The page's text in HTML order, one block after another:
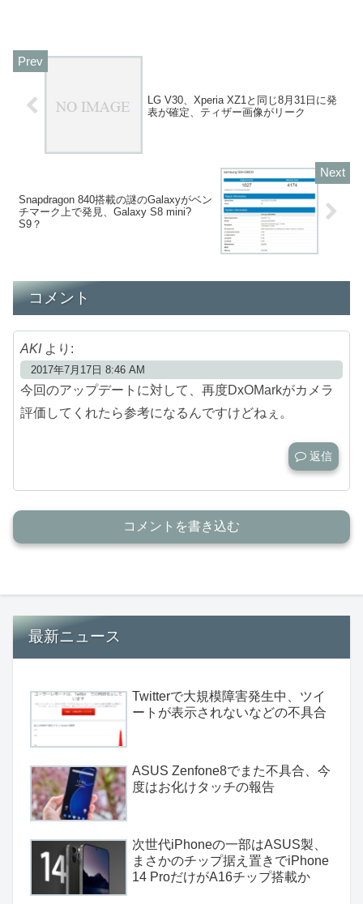
LG V30、Xperia XZ1と同じ8月31日に発
表が確定、ティザー画像がリーク
Snapdragon 840搭載の謎のGalaxyがベン
チマーク上で発見、Galaxy S8 mini?
S9？
コメント
AKI より:
2017年7月17日 8:46 AM
今回のアップデートに対して、再度DxOMarkがカメラ
評価してくれたら参考になるんですけどねぇ。
返信
コメントを書き込む
最新ニュース
Twitterで大規模障害発生中、ツイ
ートが表示されないなどの不具合
ASUS Zenfone8でまた不具合、今
度はお化けタッチの報告
次世代iPhoneの一部はASUS製、
まさかのチップ据え置きでiPhone
14 ProだけがA16チップ搭載か